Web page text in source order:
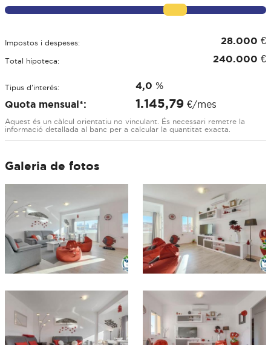
Impostos i despeses: 28.000 €
Total hipoteca: 240.000 €
Tipus d'interés: 4,0 %
Quota mensual*:
1.145,79 €/mes
Aquest és un càlcul orientatiu no vinculant. És necessari remetre la
informació detallada al banc per a calcular la quantitat exacta.
Galeria de fotos